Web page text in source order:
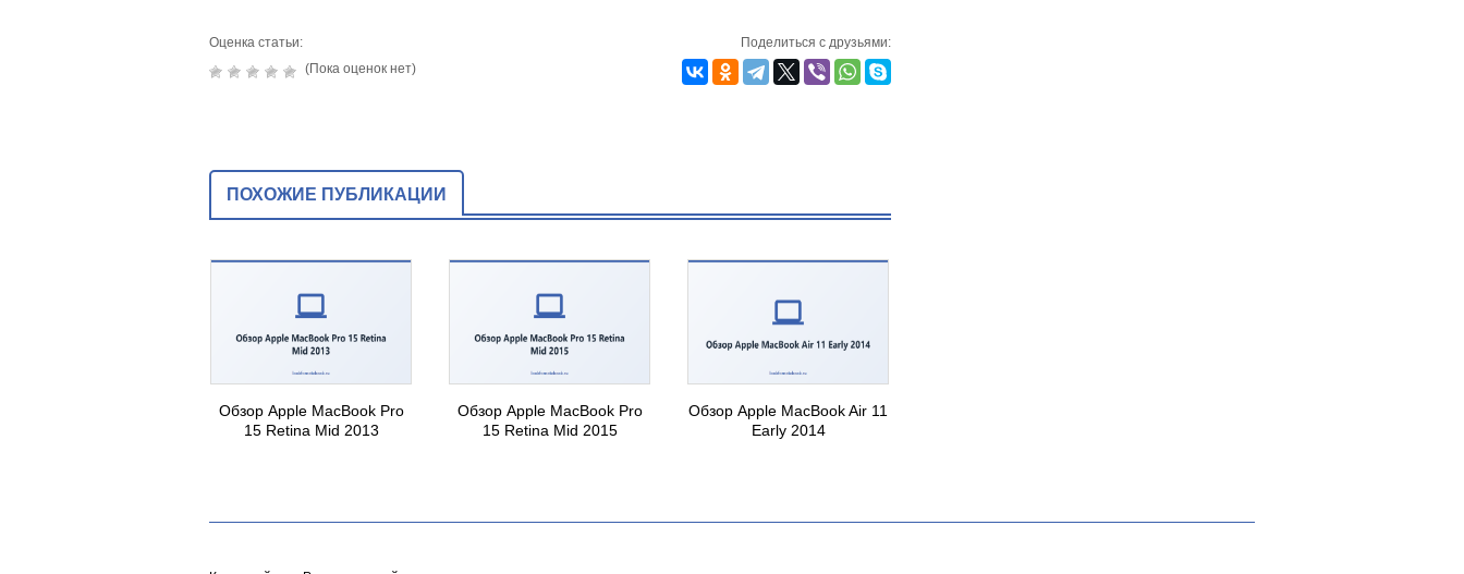
Оценка статьи:
(Пока оценок нет)
Поделиться с друзьями:
ПОХОЖИЕ ПУБЛИКАЦИИ
Обзор Apple MacBook Pro
15 Retina Mid 2013
Обзор Apple MacBook Pro
15 Retina Mid 2015
Обзор Apple MacBook Air 11
Early 2014